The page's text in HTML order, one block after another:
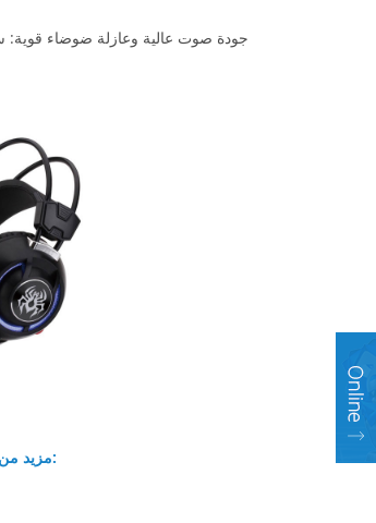
جودة صوت عالية وعازلة ضوضاء قوية:
مزيد من التفاصيل عن سماعة الكمبيوتر الألعاب: